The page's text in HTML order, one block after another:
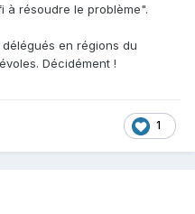
à résoudre le problème".
en régions du
Décidément !
1